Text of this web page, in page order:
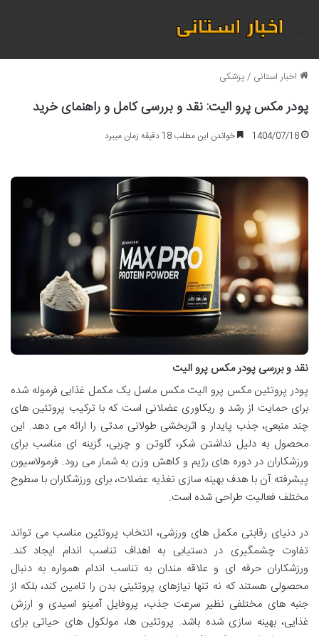
منو
اخبار استانی /پزشکی
پودر مکس پرو الیت: نقد و بررسی کامل و راهنمای خرید
1404/07/18 خواندن این مطلب 18 دقیقه زمان میبرد
نقد و بررسی پودر مکس پرو الیت
پودر پروتئین مکس پرو الیت مکس ماسل یک مکمل غذایی فرموله شده
برای حمایت از رشد و ریکاوری عضلانی است که با ترکیب پروتئین های
چند منبعی، جذب پایدار و اثربخشی طولانی مدتی را ارائه می دهد. این
محصول به دلیل نداشتن شکر، گلوتن و چربی، گزینه ای مناسب برای
ورزشکاران در دوره های رژیم و کاهش وزن به شمار می رود. فرمولاسیون
پیشرفته آن با هدف بهینه سازی تغذیه عضلات، برای ورزشکاران با سطوح
مختلف فعالیت طراحی شده است.
در دنیای رقابتی مکمل های ورزشی، انتخاب پروتئین مناسب می تواند
تفاوت چشمگیری در دستیابی به اهداف تناسب اندام ایجاد کند.
ورزشکاران حرفه ای و علاقه مندان به تناسب اندام همواره به دنبال
محصولی هستند که نه تنها نیازهای پروتئینی بدن را تامین کند، بلکه از
جنبه های مختلفی نظیر سرعت جذب، پروفایل آمینو اسیدی و ارزش
غذایی، بهینه سازی شده باشد. پروتئین ها، مولکول های حیاتی برای